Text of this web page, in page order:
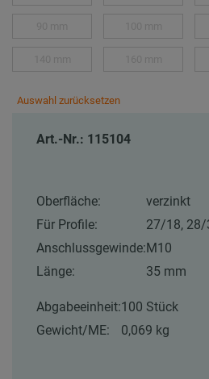
Auswahl zurücksetzen
Art.-Nr.: 115104
Oberfläche:
verzinkt
Für Profile:
27/18, 28/
Anschlussgewinde:M10
Länge:
35 mm
Abgabeeinheit:100 Stück
Gewicht/ME:
0,069 kg